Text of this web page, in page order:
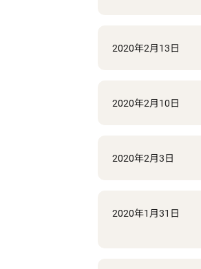
2020年2月13日
2020年2月10日
2020年2月3日
2020年1月31日